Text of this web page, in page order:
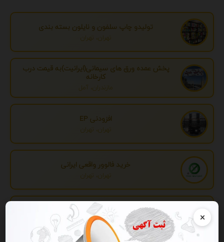
تولیدو چاپ سلفون و نایلون بسته بندی
تهران، تهران
پخش عمده ورق های سیمانی(ایرانیت)به قیمت درب
کارخانه
مازندران، آمل
افزودنی EP
تهران، تهران
خرید فالوور واقعی ایرانی
تهران، تهران
تبدیل اطلاعات بانکی
تهران، تهران ×